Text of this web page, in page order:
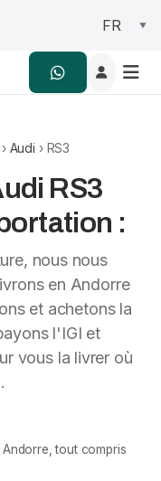
› Audi › RS3
RS3
:
nous nous
en Andorre
et achetons la
l'IGI et
vous la livrer où
tout compris